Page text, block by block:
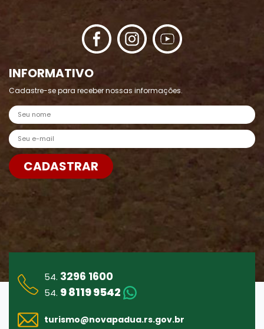
INFORMATIVO
Cadastre-se para receber nossas informações.
Nome
E-mail
CADASTRAR
54. 3296 1600
54. 9 8119 9542
turismo@novapadua.rs.gov.br